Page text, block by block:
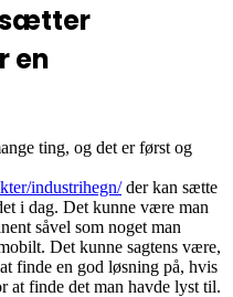
sætter
en
ting, og det er først og
industrihegn/der kan sætte
i dag. Det kunne være man
såvel som noget man
Det kunne sagtens være,
finde en god løsning på, hvis
at finde det man havde lyst til.